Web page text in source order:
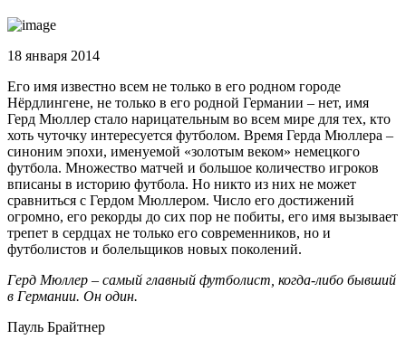
18 января 2014
Его имя известно всем не только в его родном городе
Нёрдлингене, не только в его родной Германии – нет, имя
Герд Мюллер стало нарицательным во всем мире для тех, кто
хоть чуточку интересуется футболом. Время Герда Мюллера –
синоним эпохи, именуемой «золотым веком» немецкого
футбола. Множество матчей и большое количество игроков
вписаны в историю футбола. Но никто из них не может
сравниться с Гердом Мюллером. Число его достижений
огромно, его рекорды до сих пор не побиты, его имя вызывает
трепет в сердцах не только его современников, но и
футболистов и болельщиков новых поколений.
Герд Мюллер – самый главный футболист, когда-либо бывший
в Германии. Он один.
Пауль Брайтнер